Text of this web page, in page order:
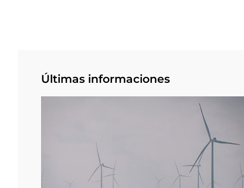
Últimas informaciones